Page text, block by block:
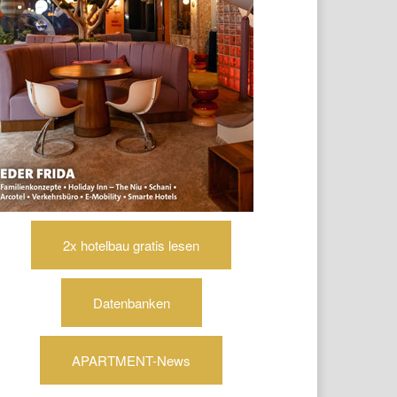
2x hotelbau gratis lesen
Datenbanken
APARTMENT-News